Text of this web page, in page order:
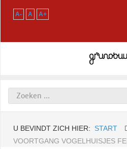
A- A A+
U BEVINDT ZICH HIER: START
VOORTGANG VOGELHUISJES